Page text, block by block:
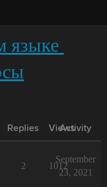
языке
Replies Views
Activity
2 1012
September
23, 2021